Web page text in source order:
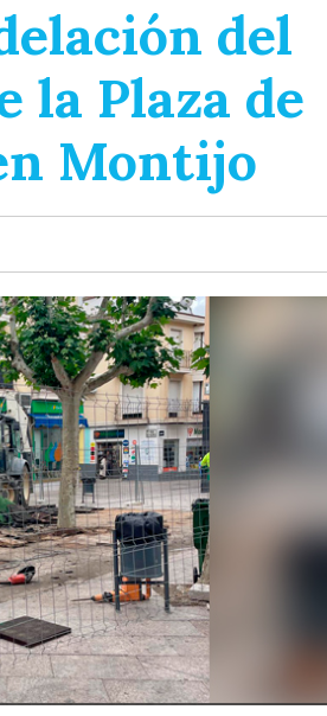
del
la Plaza de
Montijo